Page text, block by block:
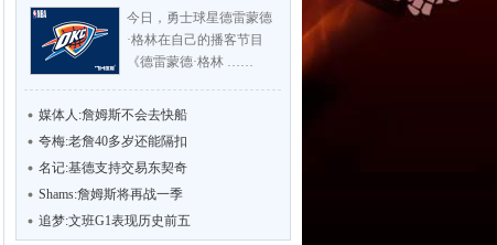
今日，勇士球星德雷蒙德
·格林在自己的播客节目
《德雷蒙德·格林 ……
媒体人:詹姆斯不会去快船
夸梅:老詹40多岁还能隔扣
名记:基德支持交易东契奇
Shams:詹姆斯将再战一季
追梦:文班G1表现历史前五